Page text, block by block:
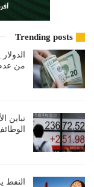
Trending posts
من عدم
تباين
النفط